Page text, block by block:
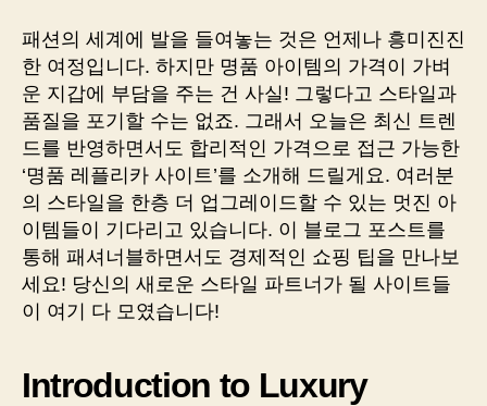
패션의 세계에 발을 들여놓는 것은 언제나 흥미진진
한 여정입니다. 하지만 명품 아이템의 가격이 가벼
운 지갑에 부담을 주는 건 사실! 그렇다고 스타일과
품질을 포기할 수는 없죠. 그래서 오늘은 최신 트렌
드를 반영하면서도 합리적인 가격으로 접근 가능한
‘명품 레플리카 사이트’를 소개해 드릴게요. 여러분
의 스타일을 한층 더 업그레이드할 수 있는 멋진 아
이템들이 기다리고 있습니다. 이 블로그 포스트를
통해 패셔너블하면서도 경제적인 쇼핑 팁을 만나보
세요! 당신의 새로운 스타일 파트너가 될 사이트들
이 여기 다 모였습니다!
Introduction to Luxury